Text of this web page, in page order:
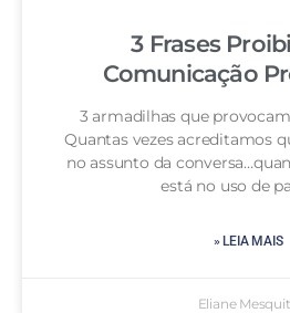
3 Frases
Comunicação
3 armadilhas que
Quantas vezes acreditamos
no assunto da
está no uso de
» LEIA MAIS
Eliane